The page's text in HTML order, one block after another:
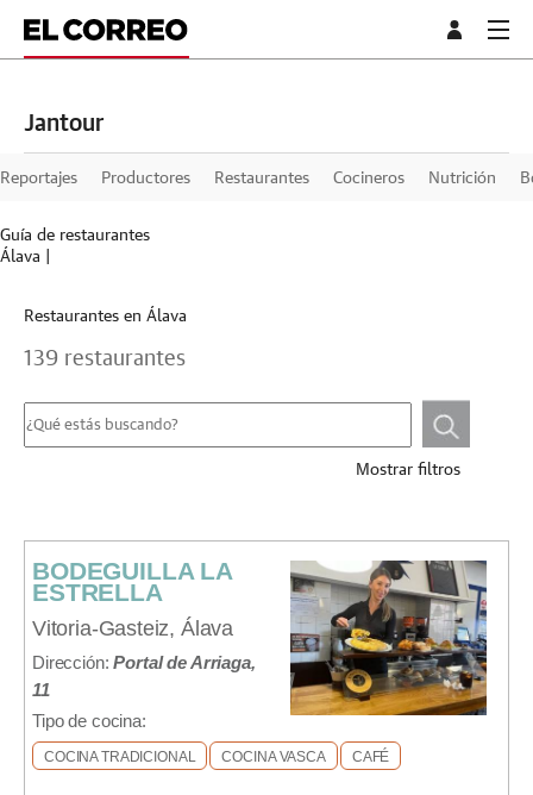
Jantour
Reportajes Productores Restaurantes Cocineros Nutrición
Guía de restaurantes
Álava
Restaurantes en Álava
139 restaurantes
Mostrar filtros
BODEGUILLA LA
ESTRELLA
Vitoria-Gasteiz, Álava
Dirección:Portal de Arriaga,
11
Tipo de cocina:
COCINA TRADICIONAL COCINA VASCA CAFÉ